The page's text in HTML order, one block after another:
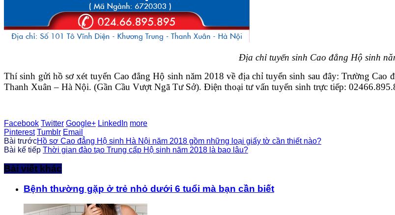
Địa chỉ tuyển sinh Cao đẳng Hộ sinh
Thí sinh gửi hồ sơ xét tuyển Cao đẳng Hộ sinh năm 2018 về địa chỉ tuyển sinh sau đây: Trường
Thanh Xuân – Hà Nội. (Gần Cầu Vượt Ngã Tư Sở). Điện thoại tư vấn tuyển sinh trực tiếp:
Facebook Twitter Google+ LinkedIn more
Pinterest Tumblr Email
Bài trướcHồ sơ Cao đẳng Hộ sinh Hà Nội năm 2018 gồm những loại giấy tờ cần thiết nào?
Bài kế tiếp Thời gian đào tạo Trung cấp Hộ sinh năm 2018 là bao lâu?
Bài viết khác
Bệnh thường gặp ở trẻ nhỏ dưới 6 tuổi mà bạn cần biết